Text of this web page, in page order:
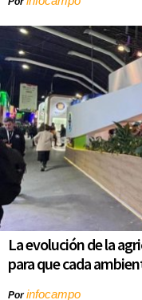
La evolución de la
para que cada
Porinfocampo